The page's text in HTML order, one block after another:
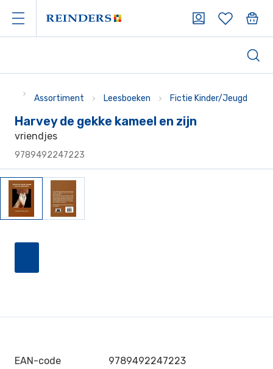
Assortiment Leesboeken Fictie Kinder/Jeugd
Harvey de gekke kameel en zijn
vriendjes
9789492247223
EAN-code 9789492247223